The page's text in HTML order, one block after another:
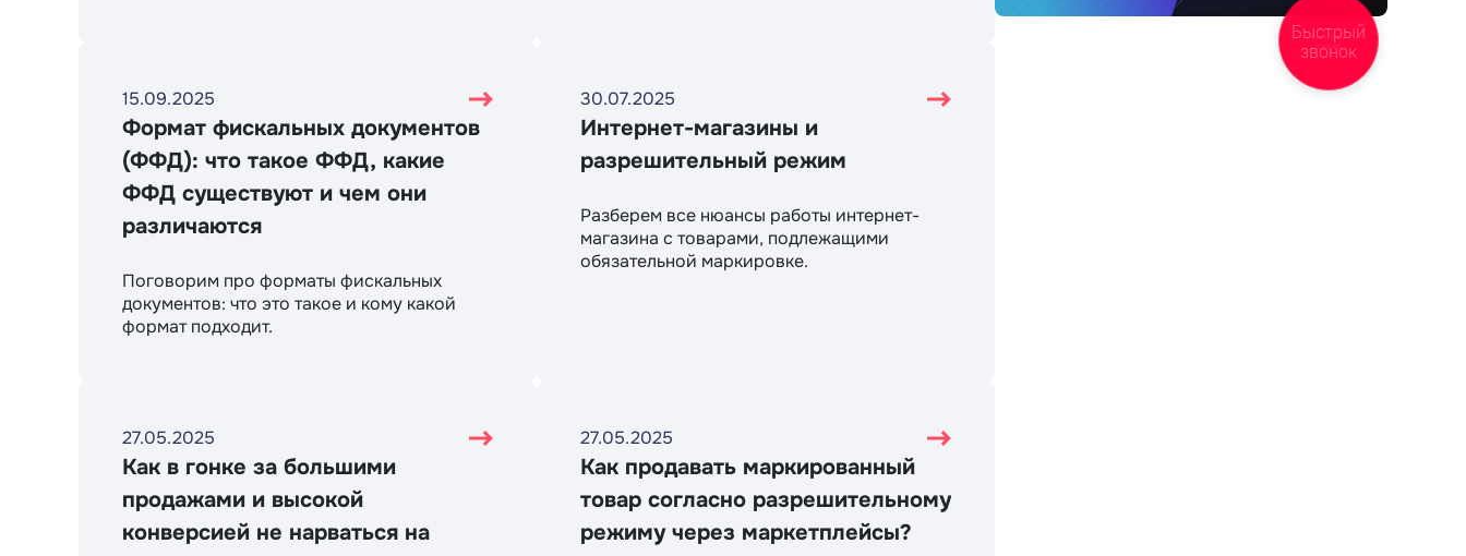
15.09.2025
Формат фискальных документов
(ФФД): что такое ФФД, какие
ФФД существуют и чем они
различаются
Поговорим про форматы фискальных
документов: что это такое и кому какой
формат подходит.
30.07.2025
Интернет-магазины и
разрешительный режим
Разберем все нюансы работы интернет-
магазина с товарами, подлежащими
обязательной маркировке.
27.05.2025
Как в гонке за большими
продажами и высокой
конверсией не нарваться на
27.05.2025
Как продавать маркированный
товар согласно разрешительному
режиму через маркетплейсы?
Быстрый
звонок